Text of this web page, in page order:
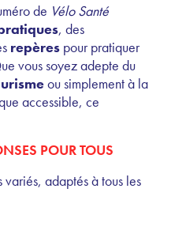
de Vélo Santé
, des
repères pour pratiquer
vous soyez adepte du
ou simplement à la
accessible, ce
POUR TOUS
adaptés à tous les